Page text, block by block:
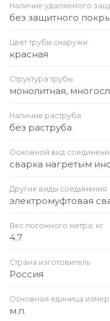
Наличие удаляемого
без защитного
Цвет трубы снаружи
красная
Структура трубы
монолитная,
Наличие раструба
без раструба
Основной вид
сварка нагретым
Другие виды соединения
электромуфтовая
Вес погонного метра, кг
4.7
Страна изготовитель
Россия
Основная единица
м.п.